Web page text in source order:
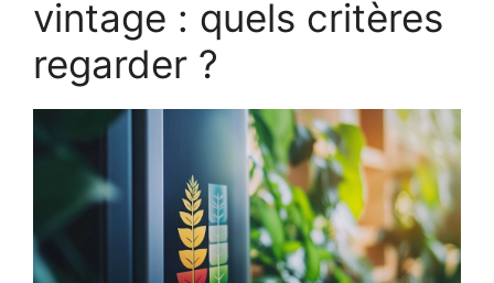
vintage : quels critères
regarder ?